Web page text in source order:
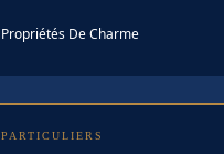
Propriétés De Charme
PARTICULIERS